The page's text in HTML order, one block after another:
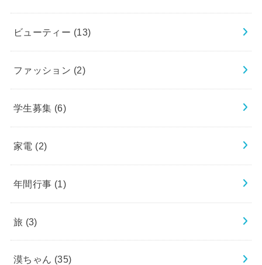
ビューティー (13)
ファッション (2)
学生募集 (6)
家電 (2)
年間行事 (1)
旅 (3)
漠ちゃん (35)